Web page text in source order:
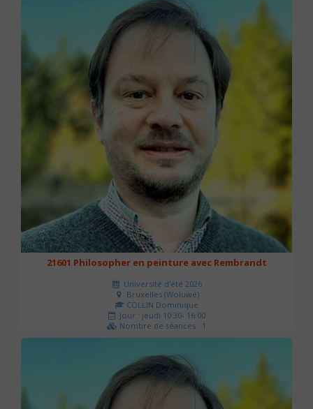
21601 Philosopher en peinture avec Rembrandt
Université d'été 2026
Bruxelles (Woluwé)
COLLIN Dominique
Jour : jeudi 10:30- 16:00
Nombre de séances : 1
40 €